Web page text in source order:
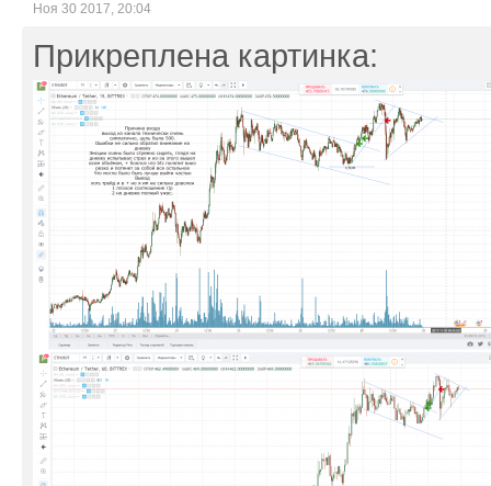
Ноя 30 2017, 20:04
Прикреплена картинка: